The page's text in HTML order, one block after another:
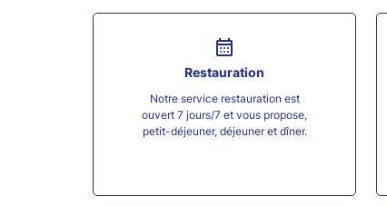
Restauration
Notre service restauration est
ouvert 7 jours/7 et vous propose,
petit-déjeuner, déjeuner et dîner.